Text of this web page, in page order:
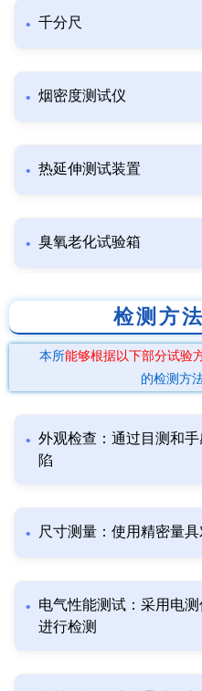
千分尺
烟密度测试仪
热延伸测试装置
臭氧老化试验箱
检测方
本所能够根据以下部分试验
的检测方
外观检查：通过目测和
陷
尺寸测量：使用精密量
电气性能测试：采用电
进行检测